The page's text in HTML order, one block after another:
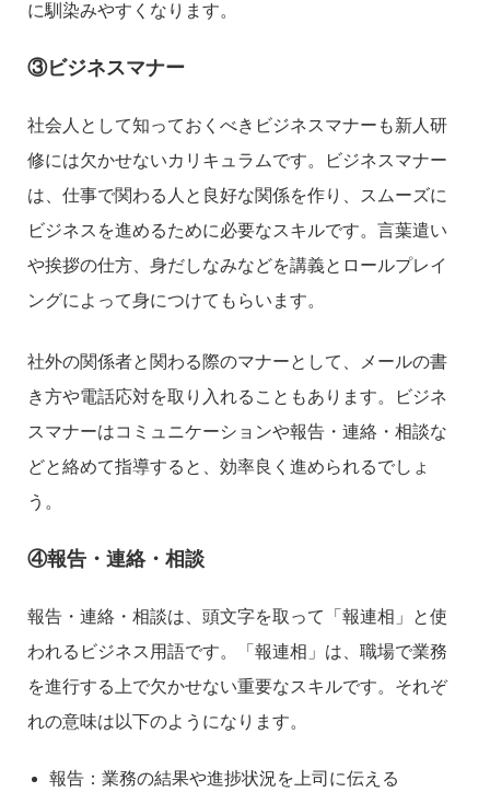
に馴染みやすくなります。
③ビジネスマナー
社会人として知っておくべきビジネスマナーも新人研
修には欠かせないカリキュラムです。ビジネスマナー
は、仕事で関わる人と良好な関係を作り、スムーズに
ビジネスを進めるために必要なスキルです。言葉遣い
や挨拶の仕方、身だしなみなどを講義とロールプレイ
ングによって身につけてもらいます。
社外の関係者と関わる際のマナーとして、メールの書
き方や電話応対を取り入れることもあります。ビジネ
スマナーはコミュニケーションや報告・連絡・相談な
どと絡めて指導すると、効率良く進められるでしょ
う。
④報告・連絡・相談
報告・連絡・相談は、頭文字を取って「報連相」と使
われるビジネス用語です。「報連相」は、職場で業務
を進行する上で欠かせない重要なスキルです。それぞ
れの意味は以下のようになります。
報告：業務の結果や進捗状況を上司に伝える